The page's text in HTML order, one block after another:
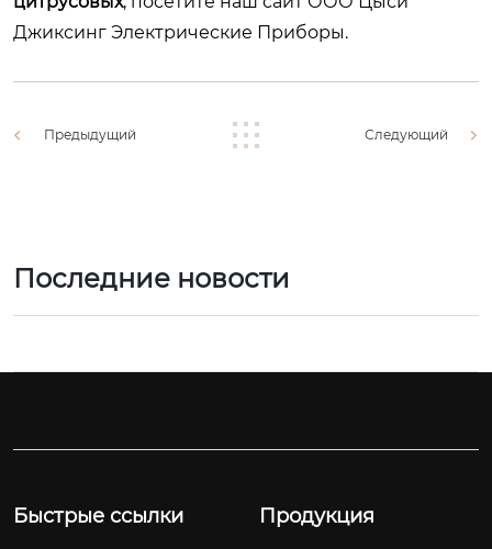
Джиксинг Электрические Приборы.
Предыдущий Следующий
Последние новости
Быстрые ссылки Продукция